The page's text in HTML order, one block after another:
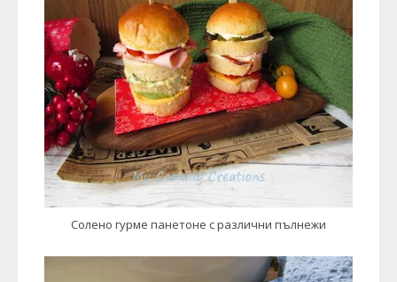
Солено гурме панетоне с различни пълнежи